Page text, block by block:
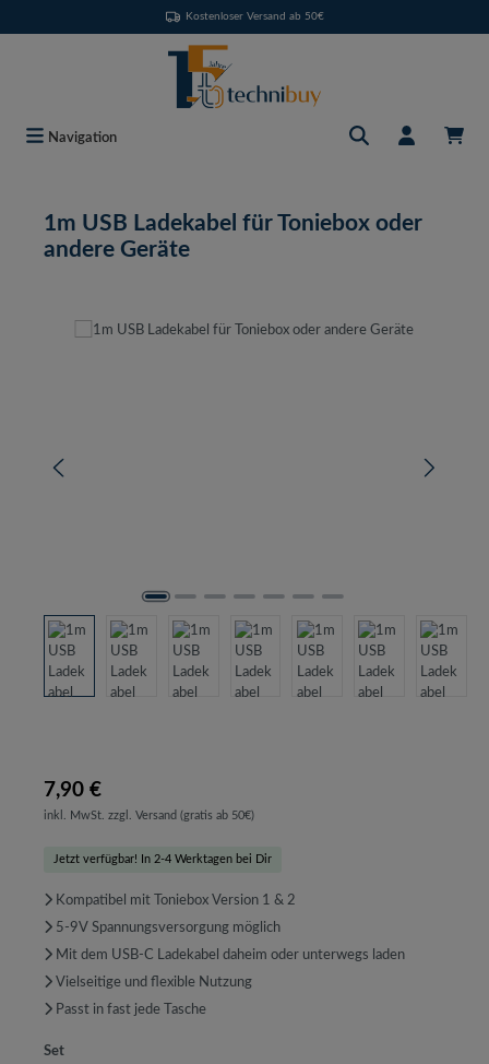
Kostenloser Versand ab 50€
Navigation
1m USB Ladekabel für Toniebox oder
andere Geräte
Bildergalerie überspringen
7,90 €
inkl. MwSt. zzgl. Versand (gratis ab 50€)
Jetzt verfügbar! In 2-4 Werktagen bei Dir
Kompatibel mit Toniebox Version 1 & 2
5-9V Spannungsversorgung möglich
Mit dem USB-C Ladekabel daheim oder unterwegs laden
Vielseitige und flexible Nutzung
Passt in fast jede Tasche
Setauswählen